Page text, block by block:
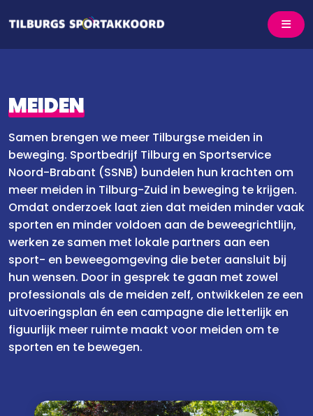
MEIDEN
Samen brengen we meer Tilburgse meiden in
beweging. Sportbedrijf Tilburg en Sportservice
Noord-Brabant (SSNB) bundelen hun krachten om
meer meiden in Tilburg-Zuid in beweging te krijgen.
Omdat onderzoek laat zien dat meiden minder vaak
sporten en minder voldoen aan de beweegrichtlijn,
werken ze samen met lokale partners aan een
sport- en beweegomgeving die beter aansluit bij
hun wensen. Door in gesprek te gaan met zowel
professionals als de meiden zelf, ontwikkelen ze een
uitvoeringsplan én een campagne die letterlijk en
figuurlijk meer ruimte maakt voor meiden om te
sporten en te bewegen.